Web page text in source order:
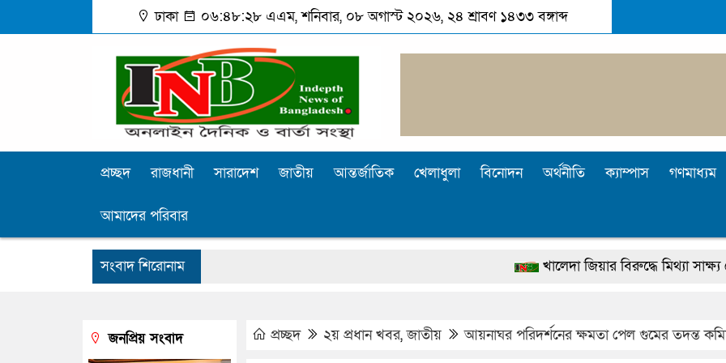
ঢাকা ০৬:৪৮:২৯ এএম, শনিবার, ০৮ অগাস্ট ২০২৬, ২৪ শ্রাবণ ১৪৩৩ বঙ্গাব্দ
প্রচ্ছদ রাজধানী সারাদেশ জাতীয় আন্তর্জাতিক খেলাধুলা বিনোদন অর্থনীতি ক্যাম্পাস গণমাধ্যম
আমাদের পরিবার
সংবাদ শিরোনাম খালেদা জিয়ার বিরুদ্ধে মিথ্যা সাক্ষ্য দেওয়া
পুলিশ কোনো দলের বা গোষ্ঠীর লাঠিয়াল বাহিনী নয়:
প্রচ্ছদ ২য় প্রধান খবর,জাতীয় আয়নাঘর পরিদর্শনের ক্ষমতা পেল গুমের তদন্ত
জনপ্রিয় সংবাদ